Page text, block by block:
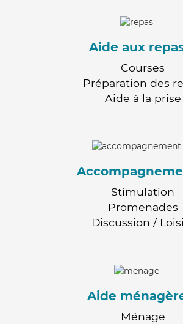
Aide aux
Courses
Préparation des
Aide à la prise
Stimulation
Promenades
Discussion /
Aide
Ménage